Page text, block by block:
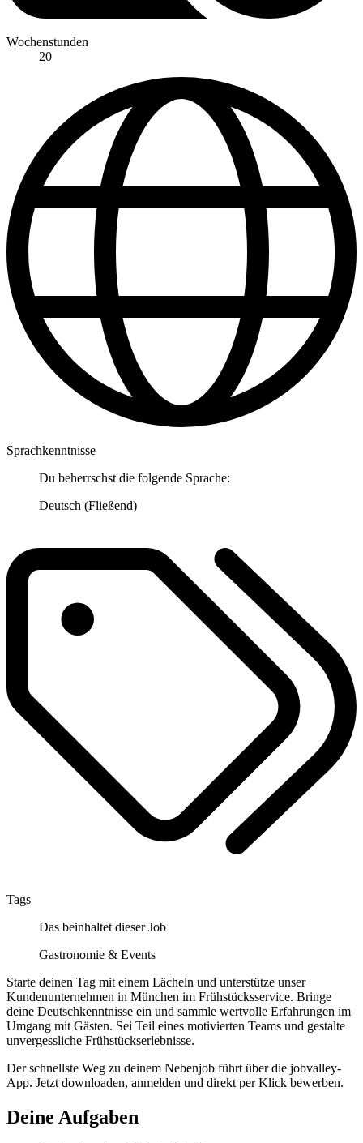
Wochenstunden
20
Sprachkenntnisse
Du beherrschst die folgende Sprache:
Deutsch (Fließend)
Tags
Das beinhaltet dieser Job
Gastronomie & Events
Starte deinen Tag mit einem Lächeln und unterstütze unser
Kundenunternehmen in München im Frühstücksservice. Bringe
deine Deutschkenntnisse ein und sammle wertvolle Erfahrungen im
Umgang mit Gästen. Sei Teil eines motivierten Teams und gestalte
unvergessliche Frühstückserlebnisse.
Der schnellste Weg zu deinem Nebenjob führt über die jobvalley-
App. Jetzt downloaden, anmelden und direkt per Klick bewerben.
Deine Aufgaben